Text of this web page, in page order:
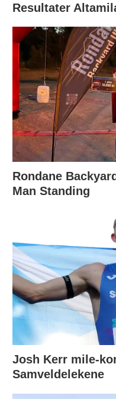
Resultater
Rondane
Man Standing
Josh Kerr mile-
Samveldelekene